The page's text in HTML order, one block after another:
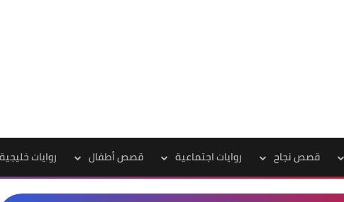
قصص نجاح روايات اجتماعية قصص أطفال روايات خليجية